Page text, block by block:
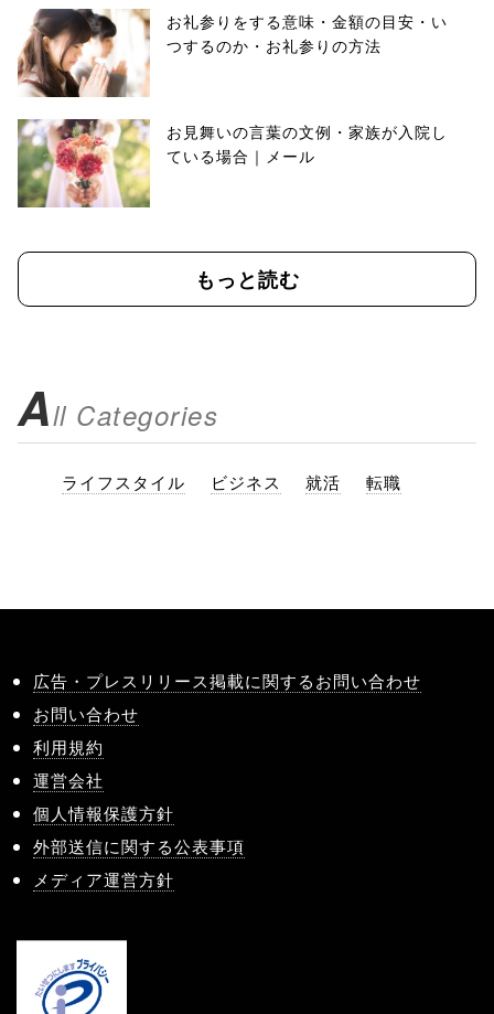
お礼参りをする意味・金額の目安・い
つするのか・お礼参りの方法
お見舞いの言葉の文例・家族が入院し
ている場合｜メール
もっと読む
All Categories
ライフスタイル ビジネス 就活 転職
広告・プレスリリース掲載に関するお問い合わせ
お問い合わせ
利用規約
運営会社
個人情報保護方針
外部送信に関する公表事項
メディア運営方針